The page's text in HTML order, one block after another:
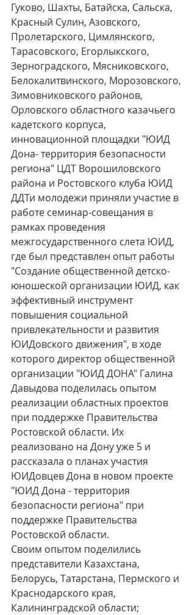
Гуково, Шахты, Батайска, Сальска,
Красный Сулин, Азовского,
Пролетарского, Цимлянского,
Тарасовского, Егорлыкского,
Зерноградского, Мясниковского,
Белокалитвинского, Морозовского,
Зимовниковского районов,
Орловского областного казачьего
кадетского корпуса,
инновационной площадки "ЮИД
Дона- территория безопасности
региона" ЦДТ Ворошиловского
района и Ростовского клуба ЮИД
ДДТи молодежи приняли участие в
работе семинар-совещания в
рамках проведения
межгосударственного слета ЮИД,
где был представлен опыт работы
"Создание общественной детско-
юношеской организации ЮИД, как
эффективный инструмент
повышения социальной
привлекательности и развития
ЮИДовского движения", в ходе
которого директор общественной
организации "ЮИД ДОНА" Галина
Давыдова поделилась опытом
реализации областных проектов
при поддержке Правительства
Ростовской области. Их
реализовано на Дону уже 5 и
рассказала о планах участия
ЮИДовцев Дона в новом проекте
"ЮИД Дона - территория
безопасности региона" при
поддержке Правительства
Ростовской области.
Своим опытом поделились
представители Казахстана,
Белорусь, Татарстана, Пермского и
Краснодарского края,
Калининградской области;